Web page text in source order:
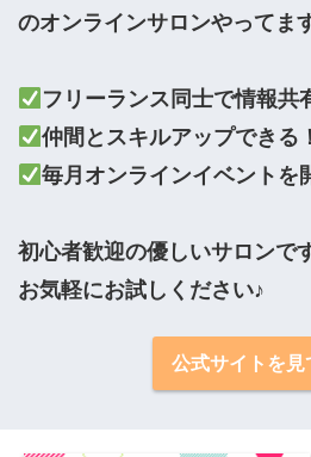
のオンラインサロンやってま
毎月オンラインイベントを
初心者歓迎の優しいサロンで
お気軽にお試しください♪
公式サイトを見